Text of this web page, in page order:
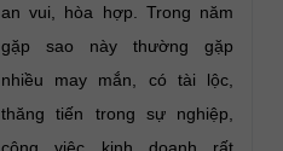
an vui, hòa hợp. Trong năm
gặp sao này thường gặp
nhiều may mắn, có tài lộc,
thăng tiến trong sự nghiệp,
công việc kinh doanh rất